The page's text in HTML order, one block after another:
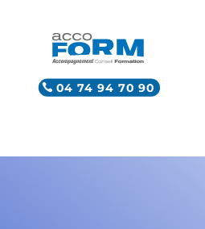
04 74 94 70 90